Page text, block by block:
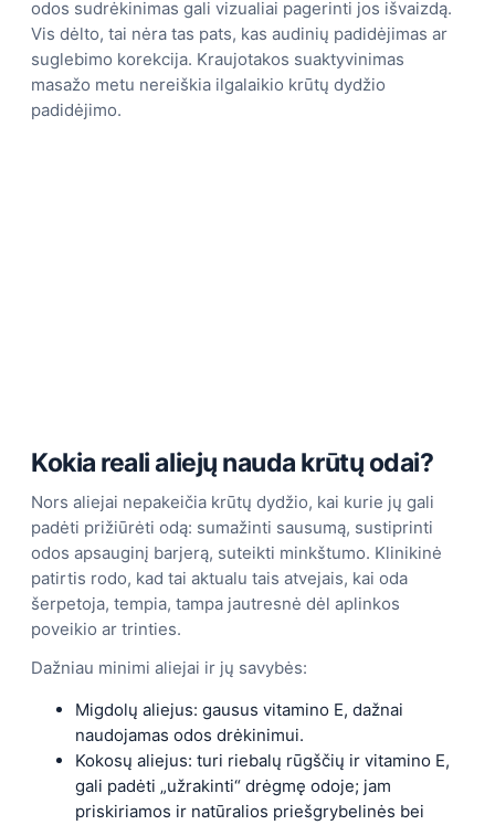
odos sudrėkinimas gali vizualiai pagerinti jos išvaizdą.
Vis dėlto, tai nėra tas pats, kas audinių padidėjimas ar
suglebimo korekcija. Kraujotakos suaktyvinimas
masažo metu nereiškia ilgalaikio krūtų dydžio
padidėjimo.
Kokia reali aliejų nauda krūtų odai?
Nors aliejai nepakeičia krūtų dydžio, kai kurie jų gali
padėti prižiūrėti odą: sumažinti sausumą, sustiprinti
odos apsauginį barjerą, suteikti minkštumo. Klinikinė
patirtis rodo, kad tai aktualu tais atvejais, kai oda
šerpetoja, tempia, tampa jautresnė dėl aplinkos
poveikio ar trinties.
Dažniau minimi aliejai ir jų savybės:
Migdolų aliejus: gausus vitamino E, dažnai
naudojamas odos drėkinimui.
Kokosų aliejus: turi riebalų rūgščių ir vitamino E,
gali padėti „užrakinti“ drėgmę odoje; jam
priskiriamos ir natūralios priešgrybelinės bei